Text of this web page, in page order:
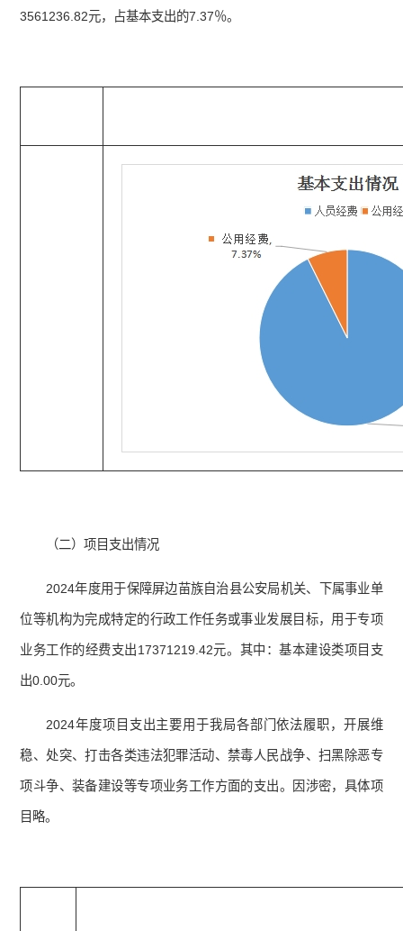
3561236.82元，占基本支出的7.37％。
（二）项目支出情况
2024年度用于保障屏边苗族自治县公安局机关、下属事业单
位等机构为完成特定的行政工作任务或事业发展目标，用于专项
业务工作的经费支出17371219.42元。其中：基本建设类项目支
出0.00元。
2024年度项目支出主要用于我局各部门依法履职，开展维
稳、处突、打击各类违法犯罪活动、禁毒人民战争、扫黑除恶专
项斗争、装备建设等专项业务工作方面的支出。因涉密，具体项
目略。